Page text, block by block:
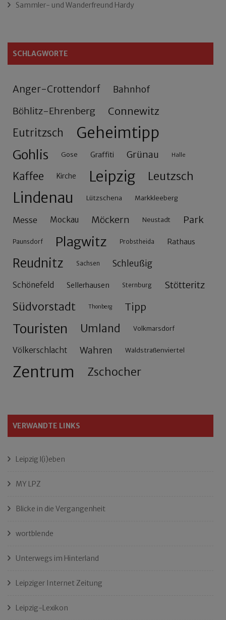
Sammler- und Wanderfreund Hardy
SCHLAGWORTE
Anger-Crottendorf Bahnhof
Böhlitz-Ehrenberg Connewitz
Eutritzsch Geheimtipp
Gohlis Gose Graffiti Grünau Halle
Kaffee Kirche Leipzig Leutzsch
Lindenau Lützschena Markkleeberg
Messe Mockau Möckern Neustadt Park
Paunsdorf Plagwitz Probstheida Rathaus
Reudnitz Sachsen Schleußig
Schönefeld Sellerhausen Sternburg Stötteritz
Südvorstadt Thonberg Tipp
Touristen Umland Volkmarsdorf
Völkerschlacht Wahren Waldstraßenviertel
Zentrum Zschocher
VERWANDTE LINKS
Leipzig l(i)eben
MY LPZ
Blicke in die Vergangenheit
wortblende
Unterwegs im Hinterland
Leipziger Internet Zeitung
Leipzig-Lexikon